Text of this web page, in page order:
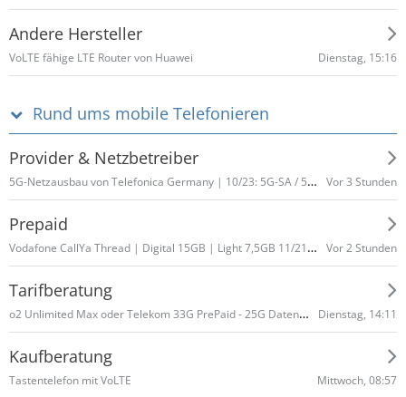
Andere Hersteller
VoLTE fähige LTE Router von Huawei Dienstag, 15:16
Rund ums mobile Telefonieren
Provider & Netzbetreiber
5G-Netzausbau von Telefonica Germany | 10/23: 5G-SA / 5G+ Vor 3 Stunden
Prepaid
Vodafone CallYa Thread | Digital 15GB | Light 7,5GB 11/21 - 03/22 | 12/21 5G | 07/22 neue Tarife | 06/23 + 10/23 Volumenerhöhung Vor 2 Stunden
Tarifberatung
o2 Unlimited Max oder Telekom 33G PrePaid - 25G Datennutzung Normalfall Dienstag, 14:11
Kaufberatung
Tastentelefon mit VoLTE Mittwoch, 08:57